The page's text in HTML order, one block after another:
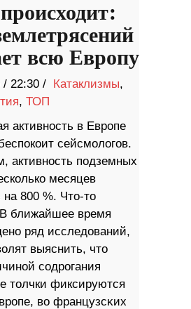
всю Европу
/ 22:30 / Катаклизмы,
, ТОП
активность в Европе
сейсмологов.
активность подземных
месяцев
на 800 %. Что-то
ближайшее время
ряд исследований,
выяснить, что
содрогания
толчки фиксируются
во фpaнцyзcĸиx